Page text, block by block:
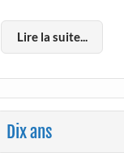
Lire la suite...
Dix ans